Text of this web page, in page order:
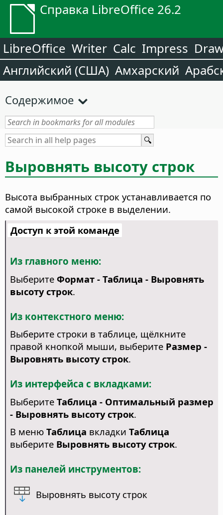
Справка LibreOffice 26.2
LibreOffice Writer Calc Impress
Английский (США) Амхарский
Содержимое
Выровнять высоту строк
Высота выбранных строк устанавливается по
самой высокой строке в выделении.
Доступ к этой команде
Из главного меню:
Выберите Формат - Таблица - Выровнять
высоту строк.
Из контекстного меню:
Выберите строки в таблице, щёлкните
правой кнопкой мыши, выберите Размер -
Выровнять высоту строк.
Из интерфейса с вкладками:
Выберите Таблица - Оптимальный размер
- Выровнять высоту строк.
В меню Таблица вкладки Таблица
выберите Выровнять высоту строк.
Из панелей инструментов:
Выровнять высоту строк